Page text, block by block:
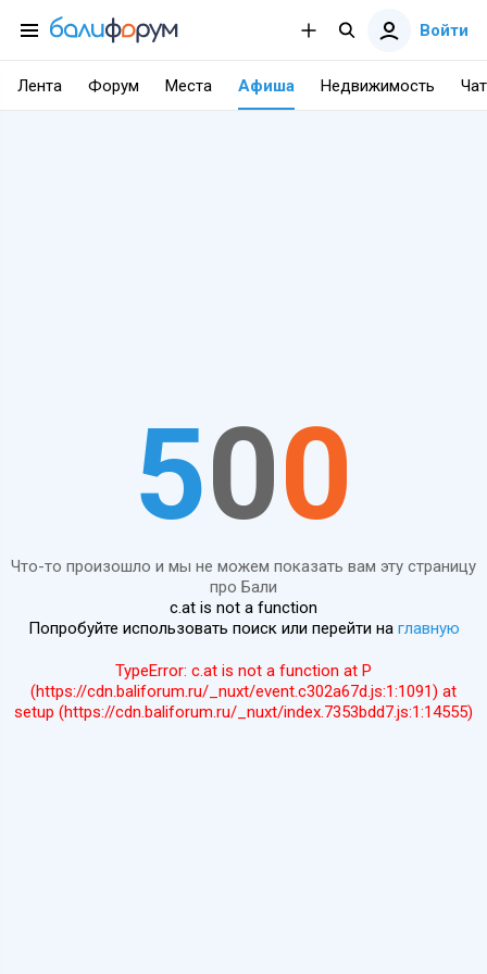
Войти
Лента Форум Места Афиша Недвижимость Чат
500
Что-то произошло и мы не можем показать вам эту страницу
про Бали
c.at is not a function
Попробуйте использовать поиск или перейти на главную
TypeError: c.at is not a function at P
(https://cdn.baliforum.ru/_nuxt/event.c302a67d.js:1:1091) at
setup (https://cdn.baliforum.ru/_nuxt/index.7353bdd7.js:1:14555)